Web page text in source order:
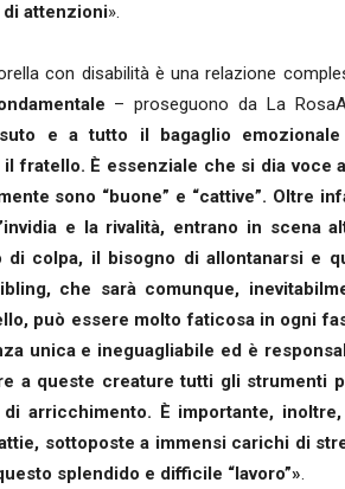
di attenzioni».
con disabilità è una relazione
– proseguono da La
e a tutto il bagaglio
fratello. È essenziale che si dia voce
sono “buone” e “cattive”. Oltre
e la rivalità, entrano in scena
colpa, il bisogno di allontanarsi e
che sarà comunque,
può essere molto faticosa in ogni
unica e ineguagliabile ed è
a queste creature tutti gli strumenti
arricchimento. È importante,
sottoposte a immensi carichi di
splendido e difficile “lavoro”».